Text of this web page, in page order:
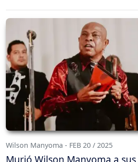
Wilson Manyoma - FEB 20 / 2025
Murió Wilson Manyoma a